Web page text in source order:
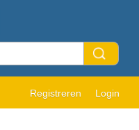
Registreren Login